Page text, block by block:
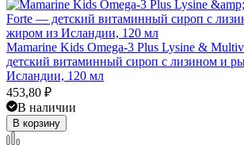
Mamarine Kids Omega-3 Plus Lysine &
детский витаминный сироп с лизином и
Исландии, 120 мл
453,80 ₽
В наличии
В корзину